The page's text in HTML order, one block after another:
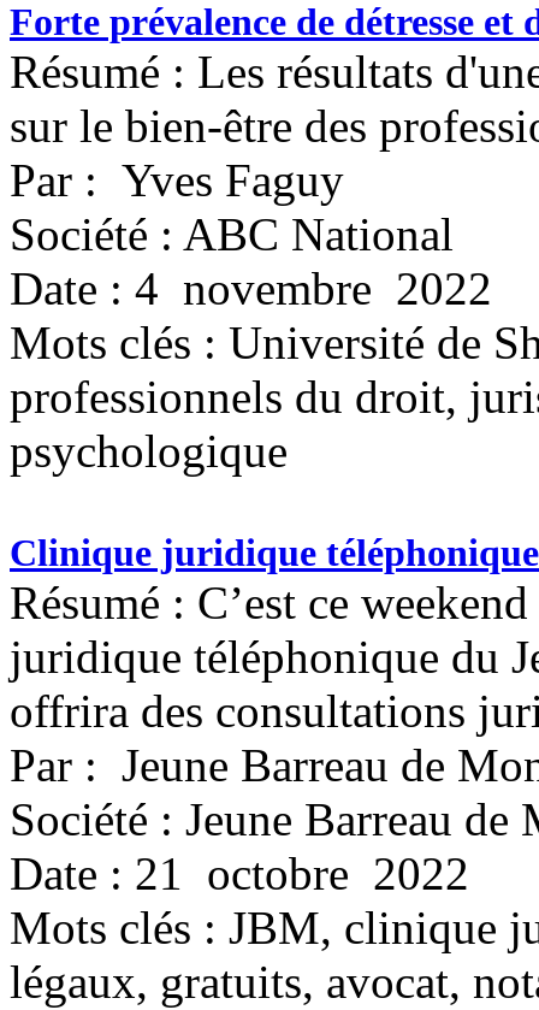
Forte prévalence de détresse
Résumé : Les résultats
sur le bien-être des
Par : Yves Faguy
Société : ABC National
Date : 4 novembre 2022
Mots clés : Université de
professionnels du droit,
psychologique
Clinique juridique téléphonique
Résumé : C’est ce
juridique téléphonique du
offrira des consultations
Par : Jeune Barreau de
Société : Jeune Barreau de
Date : 21 octobre 2022
Mots clés : JBM, clinique
légaux, gratuits, avocat,